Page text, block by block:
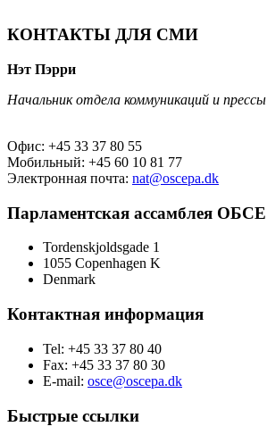
КОНТАКТЫ ДЛЯ СМИ
Нэт Пэрри
Начальник отдела коммуникаций и прессы
Офис: +45 33 37 80 55
Мобильный: +45 60 10 81 77
Электронная почта: nat@oscepa.dk
Парламентская ассамблея ОБСЕ
Tordenskjoldsgade 1
1055 Copenhagen K
Denmark
Контактная информация
Tel: +45 33 37 80 40
Fax: +45 33 37 80 30
E-mail: osce@oscepa.dk
Быстрые ссылки